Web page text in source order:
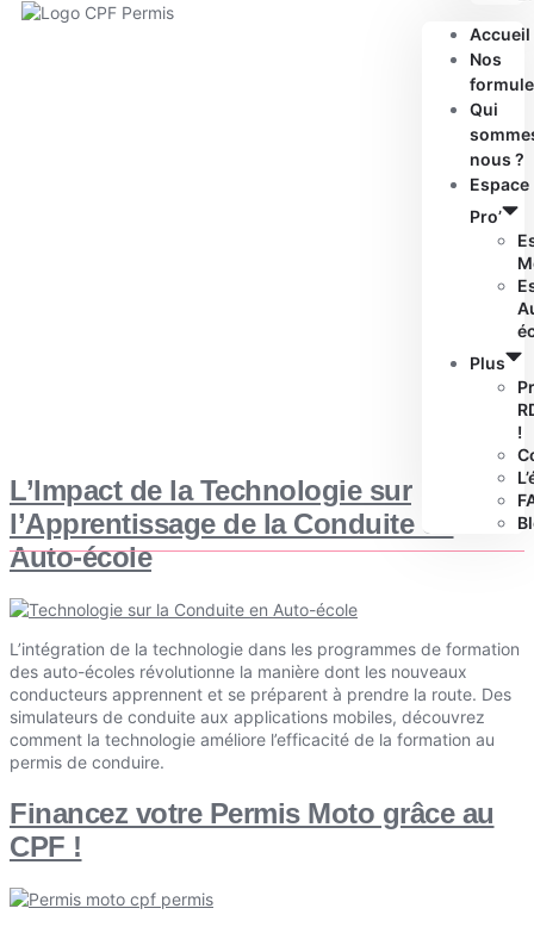
Accueil
Nos
Qui
nous ?
Espace
Pro’
Plus
!
L’Impact de la Technologie sur
l’Apprentissage de la Conduite en
Auto-école
L’intégration de la technologie dans les programmes de formation
des auto-écoles révolutionne la manière dont les nouveaux
conducteurs apprennent et se préparent à prendre la route. Des
simulateurs de conduite aux applications mobiles, découvrez
comment la technologie améliore l’efficacité de la formation au
permis de conduire.
Financez votre Permis Moto grâce au
CPF !